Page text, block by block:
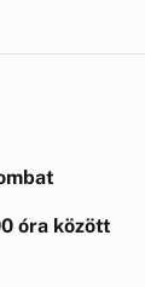
óra között